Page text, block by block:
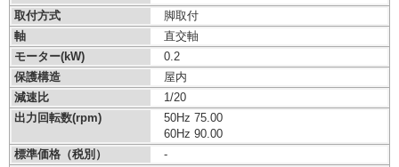
取付方式
脚取付
軸
直交軸
モーター(kW)
0.2
保護構造
屋内
減速比
1/20
出力回転数(rpm)
50Hz 75.00
60Hz 90.00
標準価格（税別）
-